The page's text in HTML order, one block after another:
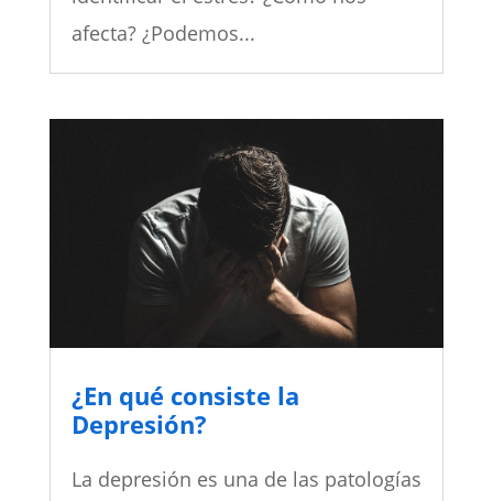
afecta? ¿Podemos...
¿En qué consiste la
Depresión?
La depresión es una de las patologías